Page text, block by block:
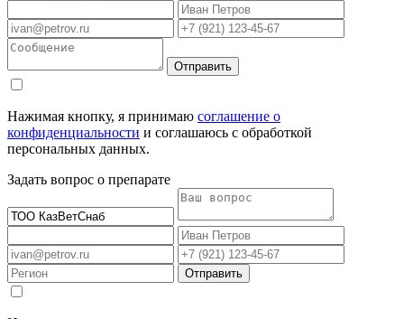
Отправить
Нажимая кнопку, я принимаю соглашение о
конфиденциальности и соглашаюсь с обработкой
персональных данных.
Задать вопрос о препарате
Отправить